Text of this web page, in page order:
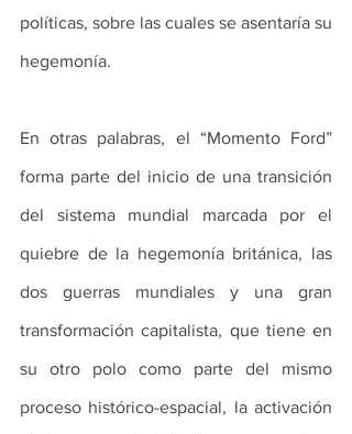
políticas, sobre las cuales se asentaría su
hegemonía.
En otras palabras, el “Momento Ford”
forma parte del inicio de una transición
del sistema mundial marcada por el
quiebre de la hegemonía británica, las
dos guerras mundiales y una gran
transformación capitalista, que tiene en
su otro polo como parte del mismo
proceso histórico-espacial, la activación